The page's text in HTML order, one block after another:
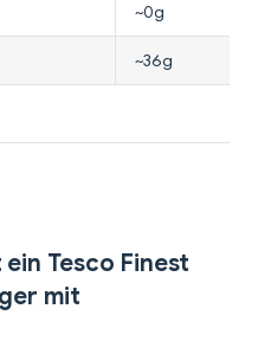
~0g
~36g
Tesco Finest
mit